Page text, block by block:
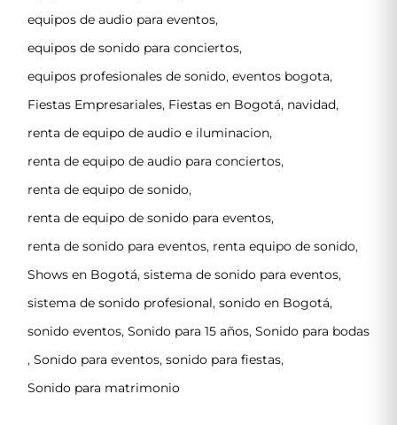
equipos de audio para eventos,
equipos de sonido para conciertos,
equipos profesionales de sonido, eventos bogota,
Fiestas Empresariales, Fiestas en Bogotá, navidad,
renta de equipo de audio e iluminacion,
renta de equipo de audio para conciertos,
renta de equipo de sonido,
renta de equipo de sonido para eventos,
renta de sonido para eventos, renta equipo de sonido,
Shows en Bogotá, sistema de sonido para eventos,
sistema de sonido profesional, sonido en Bogotá,
sonido eventos, Sonido para 15 años, Sonido para bodas
, Sonido para eventos, sonido para fiestas,
Sonido para matrimonio